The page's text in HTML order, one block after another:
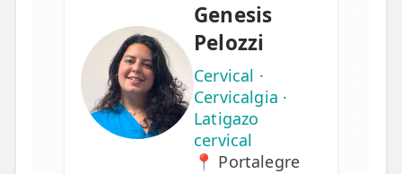
Genesis
Pelozzi
Cervical ·
Cervicalgia ·
Latigazo
cervical
📍 Portalegre